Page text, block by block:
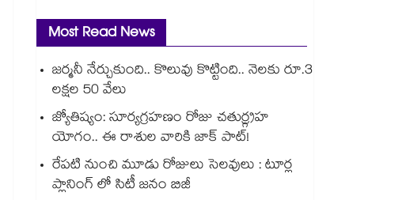
Most Read News
జర్మనీ నేర్చుకుంది.. కొలువు కొట్టింది.. నెలకు రూ.3
లక్షల 50 వేలు
జ్యోతిష్యం: సూర్యగ్రహణం రోజు చతుర్గ్రహ
యోగం.. ఈ రాశుల వారికి జాక్ పాట్!
రేపటి నుంచి మూడు రోజులు సెలవులు : టూర్ల
ప్లానింగ్ లో సిటీ జనం బిజీ